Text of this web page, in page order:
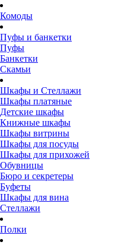
Комоды
Пуфы и банкетки
Пуфы
Банкетки
Скамьи
Шкафы и Стеллажи
Шкафы платяные
Детские шкафы
Книжные шкафы
Шкафы витрины
Шкафы для посуды
Шкафы для прихожей
Обувницы
Бюро и секретеры
Буфеты
Шкафы для вина
Стеллажи
Полки